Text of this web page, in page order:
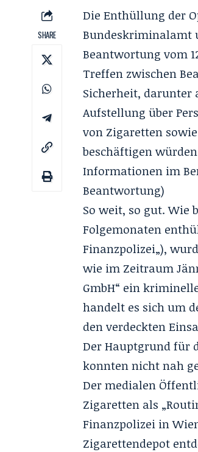
SHARE
Die Enthüllung der
Bundeskriminalamt
Beantwortung vom
Treffen zwischen
Sicherheit, darunter
Aufstellung über
von Zigaretten
beschäftigen
Informationen im
Beantwortung)
So weit, so gut. Wie
Folgemonaten
Finanzpolizei„),
wie im Zeitraum
GmbH“ ein
handelt es sich um
den verdeckten
Der Hauptgrund für
konnten nicht nah
Der medialen
Zigaretten als
Finanzpolizei in
Zigarettendepot